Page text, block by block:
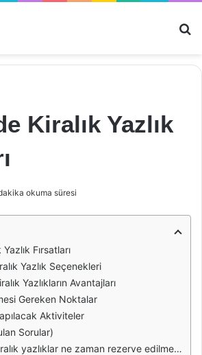
Kiralık Yazlık
okuma süresi
Fırsatları
Yazlık Seçenekleri
Yazlıkların Avantajları
Gereken Noktalar
Aktiviteler
Sorular)
yazlıklar ne zaman rezerve edilmeli?